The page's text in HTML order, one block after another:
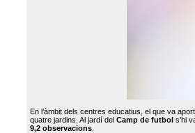
En l’àmbit dels centres educatius, el que va
quatre jardins. Al jardí del Camp de futbol s’hi
9,2 observacions